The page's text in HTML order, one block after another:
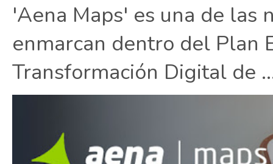
'Aena Maps' es una de las
enmarcan dentro del Plan
Transformación Digital de